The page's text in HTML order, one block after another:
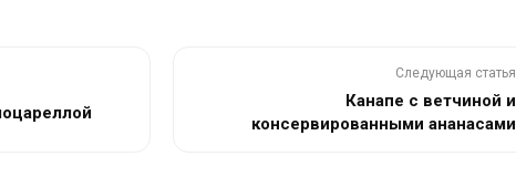
Следующая статья
Канапе с ветчиной и
консервированными ананасами